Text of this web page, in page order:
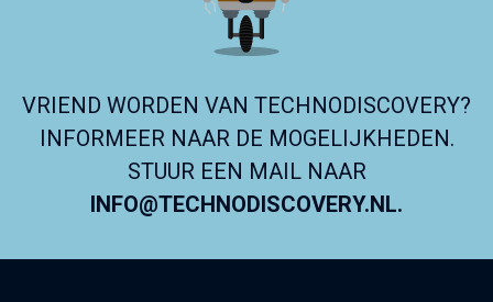
VRIEND WORDEN VAN TECHNODISCOVERY?
INFORMEER NAAR DE MOGELIJKHEDEN.
STUUR EEN MAIL NAAR
INFO@TECHNODISCOVERY.NL.